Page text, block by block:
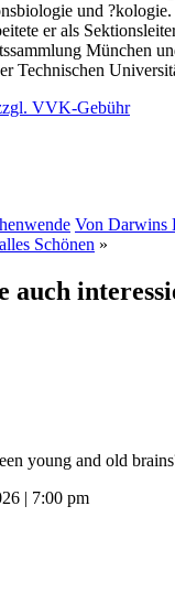
und ?kologie.
er als
München
Technischen
VVK-Gebühr
Von Darwins
Schönen »
auch
young and old
| 7:00 pm